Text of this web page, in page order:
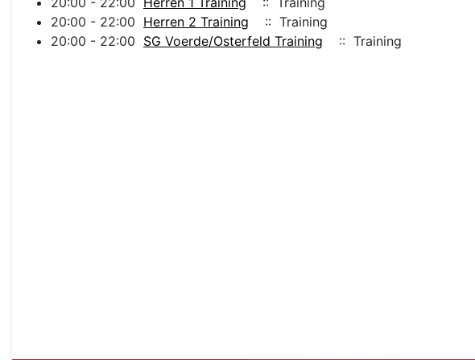
20:00 - 22:00 Herren 2 Training
:: Training
20:00 - 22:00 SG Voerde/Osterfeld Training :: Training